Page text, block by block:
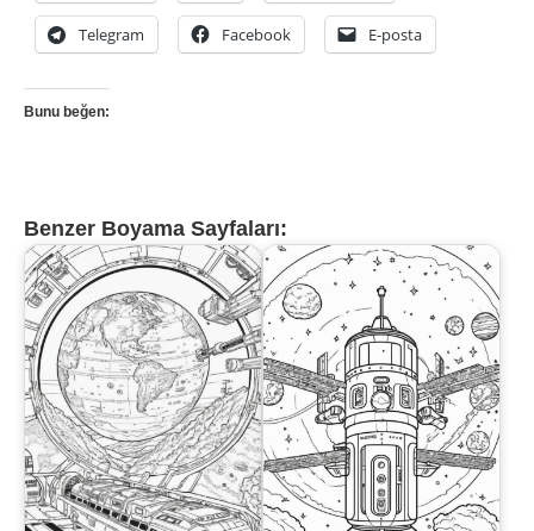
Telegram Facebook E-posta
Bunu beğen:
Benzer Boyama Sayfaları: